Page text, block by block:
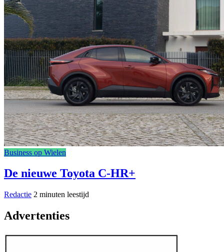
Business op Wielen
De nieuwe Toyota C-HR+
Redactie 2 minuten leestijd
Advertenties